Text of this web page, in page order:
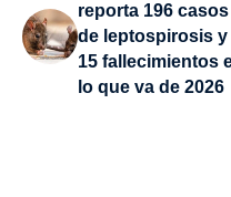
reporta 196 casos
de leptospirosis y
15 fallecimientos
lo que va de 2026